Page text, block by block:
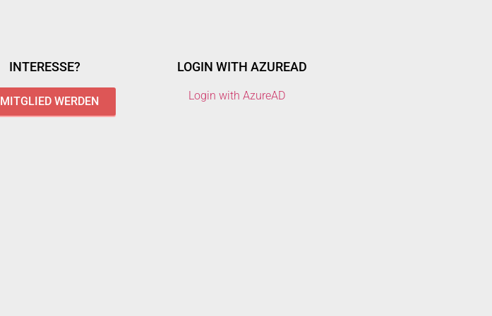
INTERESSE?
MITGLIED WERDEN
LOGIN WITH AZUREAD
Login with AzureAD